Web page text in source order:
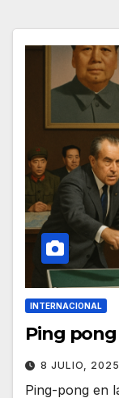
INTERNACIONAL
Ping pong
8 JULIO, 2025
Ping-pong en